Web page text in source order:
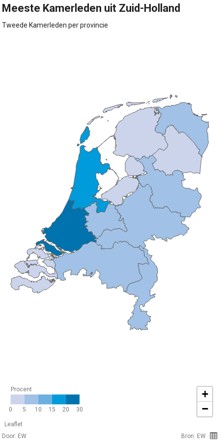
Meeste Kamerleden uit Zuid-Holland
Tweede Kamerleden per provincie
Door: EW Bron: EW
Leaflet
+
−
Procent
0 5 10 15 20 30